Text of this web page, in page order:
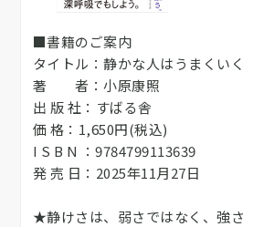
■書籍のご案内
タイトル：静かな人はうまくいく
著 者：小原康照
出 版 社：すばる舎
価 格：1,650円(税込)
I S B N ：9784799113639
発 売 日：2025年11月27日
★静けさは、弱さではなく、強さ